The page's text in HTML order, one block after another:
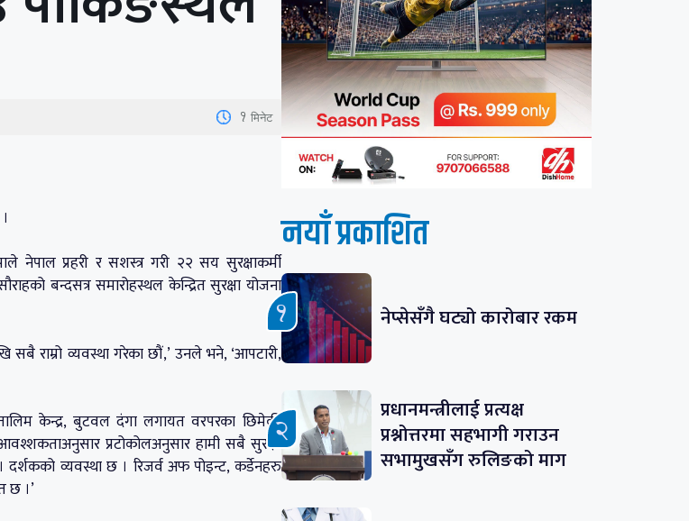
1 मिनेट
नेपाल प्रहरी र सशस्त्र गरी २२ सय सुरक्षाकर्मी
बन्दसत्र समारोहस्थल केन्द्रित सुरक्षा योजना
सबै राम्रो व्यवस्था गरेका छौं,’ उनले भने, ‘आपटारी,
केन्द्र, बुटवल दंगा लगायत वरपरका छिमेकी
प्रटोकोलअनुसार हामी सबै सुरक्षा
दर्शकको व्यवस्था छ । रिजर्व अफ पोइन्ट, कर्डेनहरु
छ ।’
नयाँ प्रकाशित
नेप्सेसँगै घट्यो कारोबार रकम
प्रधानमन्त्रीलाई प्रत्यक्ष
प्रश्नोत्तरमा सहभागी गराउन
सभामुखसँग रुलिङको माग